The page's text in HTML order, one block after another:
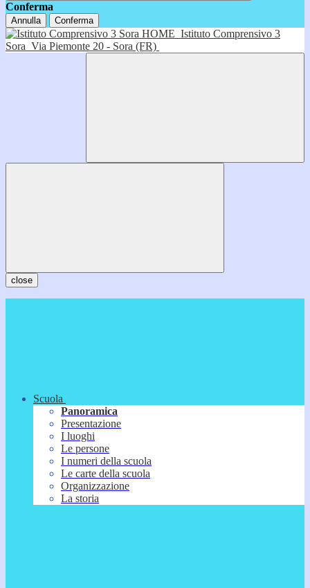
Conferma
Annulla Conferma
HOME Istituto Comprensivo 3
Sora Via Piemonte 20 - Sora (FR)
close
Scuola
Panoramica
Presentazione
I luoghi
Le persone
I numeri della scuola
Le carte della scuola
Organizzazione
La storia